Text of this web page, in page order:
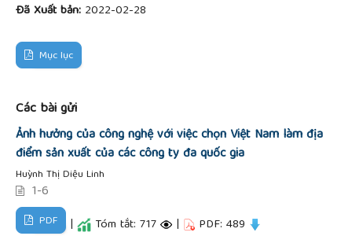
Đã Xuất bản: 2022-02-28
Mục lục
Các bài gửi
Ảnh hưởng của công nghệ với việc chọn Việt Nam làm địa
điểm sản xuất của các công ty đa quốc gia
Huỳnh Thị Diệu Linh
1-6
PDF | Tóm tắt: 717 | PDF: 489